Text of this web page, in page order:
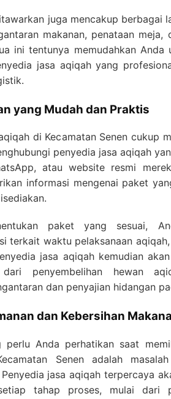
juga mencakup berbagai
makanan, penataan meja,
ini tentunya memudahkan Anda
jasa aqiqah yang
yang Mudah dan Praktis
di Kecamatan Senen cukup
penyedia jasa aqiqah
atau website resmi
informasi mengenai paket
paket yang sesuai,
terkait waktu pelaksanaan
jasa aqiqah kemudian
penyembelihan hewan
dan penyajian hidangan
dan Kebersihan
perlu Anda perhatikan saat
Senen adalah
jasa aqiqah terpercaya
tahap proses, mulai dari